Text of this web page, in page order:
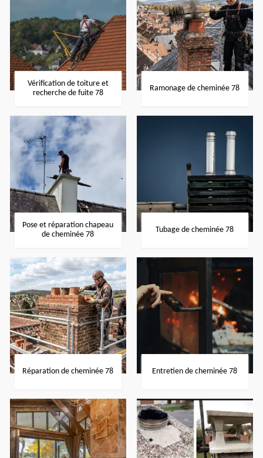
Vérification de toiture et
recherche de fuite 78
Ramonage de cheminée 78
Pose et réparation chapeau
de cheminée 78
Tubage de cheminée 78
Réparation de cheminée 78 Entretien de cheminée 78